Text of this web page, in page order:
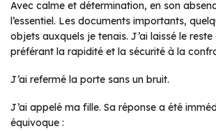
Avec calme et détermination, en son
l’essentiel. Les documents importants,
objets auxquels je tenais. J’ai laissé le
préférant la rapidité et la sécurité à la
J’ai refermé la porte sans un bruit.
J’ai appelé ma fille. Sa réponse a été
équivoque :